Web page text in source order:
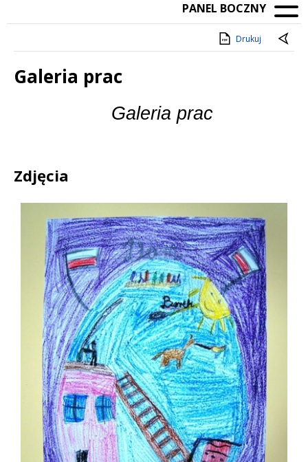
PANEL BOCZNY
Drukuj
Galeria prac
Galeria prac
Zdjęcia